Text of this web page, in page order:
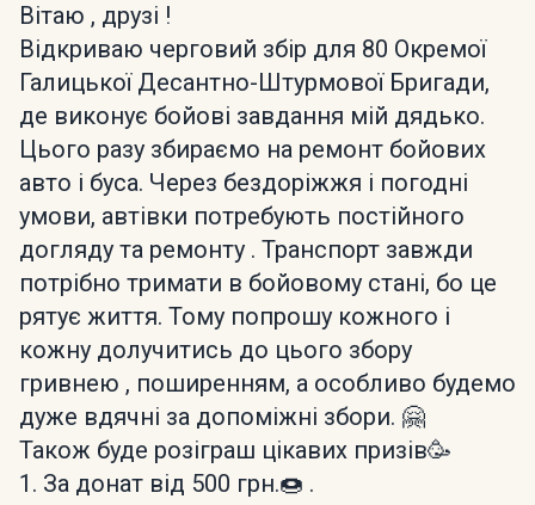
Вітаю , друзі !
Відкриваю черговий збір для 80 Окремої
Галицької Десантно-Штурмової Бригади,
де виконує бойові завдання мій дядько.
Цього разу збираємо на ремонт бойових
авто і буса. Через бездоріжжя і погодні
умови, автівки потребують постійного
догляду та ремонту . Транспорт завжди
потрібно тримати в бойовому стані, бо це
рятує життя. Тому попрошу кожного і
кожну долучитись до цього збору
гривнею , поширенням, а особливо будемо
дуже вдячні за допоміжні збори. 🤗
Також буде розіграш цікавих призів🥳
1. За донат від 500 грн.🍩 .